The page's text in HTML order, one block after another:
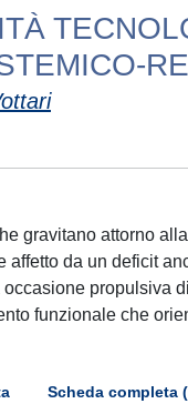
gravitano attorno
affetto da un deficit
propulsiva
funzionale che
Scheda completa